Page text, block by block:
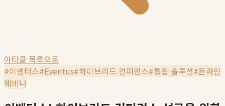
아티클 목록으로
#이벤터스#Eventus#하이브리드 컨퍼런스#통합 솔루션#온라인
웨비나